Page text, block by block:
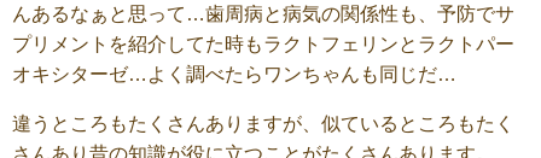
んあるなぁと思って…歯周病と病気の関係性も、予防でサ
プリメントを紹介してた時もラクトフェリンとラクトパー
オキシターゼ…よく調べたらワンちゃんも同じだ…
違うところもたくさんありますが、似ているところもたく
さんあり昔の知識が役に立つことがたくさんあります。